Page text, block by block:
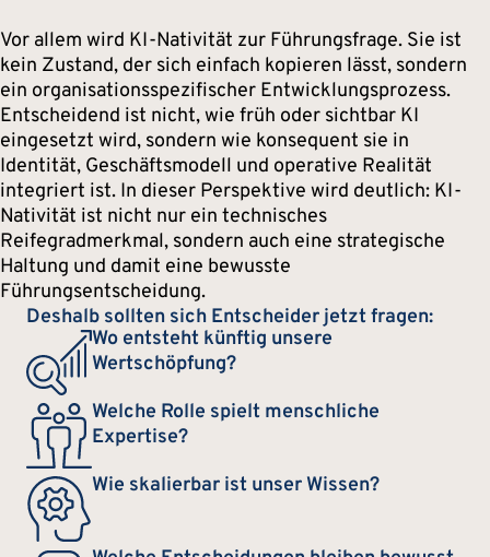
Vor allem wird KI-Nativität zur Führungsfrage. Sie ist
kein Zustand, der sich einfach kopieren lässt, sondern
ein organisationsspezifischer Entwicklungsprozess.
Entscheidend ist nicht, wie früh oder sichtbar KI
eingesetzt wird, sondern wie konsequent sie in
Identität, Geschäftsmodell und operative Realität
integriert ist. In dieser Perspektive wird deutlich: KI-
Nativität ist nicht nur ein technisches
Reifegradmerkmal, sondern auch eine strategische
Haltung und damit eine bewusste
Führungsentscheidung.
Deshalb sollten sich Entscheider jetzt fragen:
Wo entsteht künftig unsere
Wertschöpfung?
Welche Rolle spielt menschliche
Expertise?
Wie skalierbar ist unser Wissen?